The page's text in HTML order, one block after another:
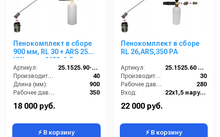
Пенокомплект в сборе
900 мм, RL 30 + ARS 25
KW; вход М22х1,5ш.
Артикул:
25.1525.90-KW2
Производительность (л/мин):
40
Длина (мм):
900
Рабочее давление (бар):
350
18 000 руб.
⚡ В корзину
Пенокомплект в сборе
RL 26,ARS,350 РА
Артикул:
25.1525.60 ZINC LANCE BC
Производительность (л/мин):
30
Рабочее давление (бар):
280
Вход:
22х1,5 наружняя резьба
22 000 руб.
⚡ В корзину